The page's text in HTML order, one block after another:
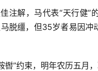
注解，马代表“天行健”
脱缰，但35岁者易因
”约束，明年农历五月